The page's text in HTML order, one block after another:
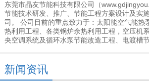
东莞市晶友节能科技有限公司（
节能技术研发、推广、节能工程方案设计及实
司。 公司目前的重点致力于：太阳能空气能热
热利用工程、各类锅炉余热利用工程，空压机
央空调系统及循环水泵节能改造工程、电渡槽
新闻资讯